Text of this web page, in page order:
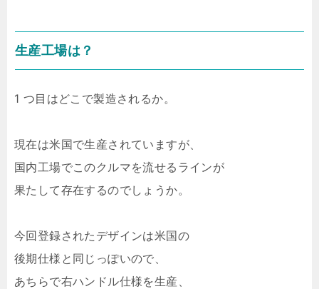
生産工場は？
1 つ目はどこで製造されるか。
現在は米国で生産されていますが、
国内工場でこのクルマを流せるラインが
果たして存在するのでしょうか。
今回登録されたデザインは米国の
後期仕様と同じっぽいので、
あちらで右ハンドル仕様を生産、